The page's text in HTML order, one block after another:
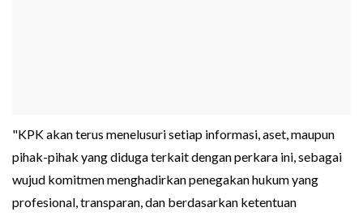
"KPK akan terus menelusuri setiap informasi, aset, maupun
pihak-pihak yang diduga terkait dengan perkara ini, sebagai
wujud komitmen menghadirkan penegakan hukum yang
profesional, transparan, dan berdasarkan ketentuan